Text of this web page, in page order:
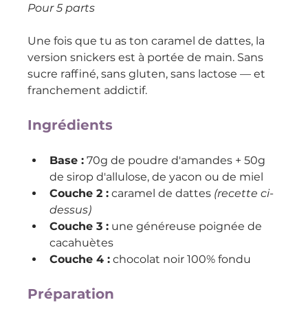
Pour 5 parts
Une fois que tu as ton caramel de dattes, la
version snickers est à portée de main. Sans
sucre raffiné, sans gluten, sans lactose — et
franchement addictif.
Ingrédients
Base : 70g de poudre d'amandes + 50g
de sirop d'allulose, de yacon ou de miel
Couche 2 : caramel de dattes (recette ci-
dessus)
Couche 3 : une généreuse poignée de
cacahuètes
Couche 4 : chocolat noir 100% fondu
Préparation